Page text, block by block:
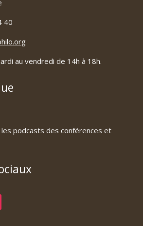
40
au vendredi de 14h à 18h.
podcasts des conférences et